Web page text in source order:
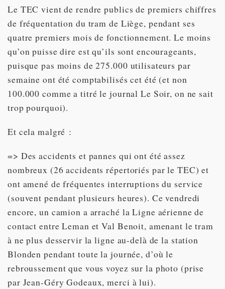
Le TEC vient de rendre publics de premiers chiffres
de fréquentation du tram de Liège, pendant ses
quatre premiers mois de fonctionnement. Le moins
qu’on puisse dire est qu’ils sont encourageants,
puisque pas moins de 275.000 utilisateurs par
semaine ont été comptabilisés cet été (et non
100.000 comme a titré le journal Le Soir, on ne sait
trop pourquoi).
Et cela malgré :
=> Des accidents et pannes qui ont été assez
nombreux (26 accidents répertoriés par le TEC) et
ont amené de fréquentes interruptions du service
(souvent pendant plusieurs heures). Ce vendredi
encore, un camion a arraché la Ligne aérienne de
contact entre Leman et Val Benoit, amenant le tram
à ne plus desservir la ligne au-delà de la station
Blonden pendant toute la journée, d’où le
rebroussement que vous voyez sur la photo (prise
par Jean-Géry Godeaux, merci à lui).